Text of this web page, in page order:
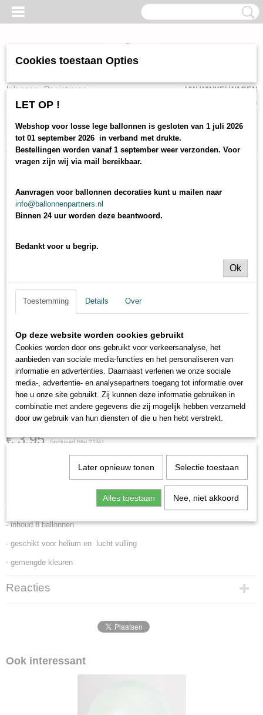
Inloggen Registreren
UW WINKELWAGEN
(0)
Home> webshop>losse ballonnen>voorbedrukte ballonnen leeftijd
geboorte en diverse> ballonnen 25 jaar
ballonnen 25 jaar
€ 3,95 (inclusief btw 21%)
- voorbedrukte ballonnen 25 jaar
- inhoud 8 ballonnen
- geschikt voor helium en lucht vulling
- gemengde kleuren
Reacties
Ook interessant
Cookies toestaan Opties
LET OP !
Webshop voor losse lege ballonnen is gesloten van 1 juli 2026
tot 01 september 2026 in verband met drukte.
Bestellingen worden vanaf 1 september weer verzonden. Voor
vragen zijn wij via mail bereikbaar.
Aanvragen voor ballonnen decoraties kunt u mailen naar
info@ballonnenpartners.nl
Binnen 24 uur worden deze beantwoord.
Bedankt voor u begrip.
Ok
Toestemming Details Over
Op deze website worden cookies gebruikt
Cookies worden door ons gebruikt voor verkeersanalyse, het
aanbieden van sociale media-functies en het personaliseren van
informatie en advertenties. Daarnaast verlenen we onze sociale
media-, advertentie- en analysepartners toegang tot informatie over
hoe u onze site gebruikt. Zij kunnen deze informatie gebruiken in
combinatie met andere gegevens die zij mogelijk hebben verzameld
door uw gebruik van hun diensten of die u hen hebt verstrekt.
Later opnieuw tonen Selectie toestaan
Alles toestaan Nee, niet akkoord